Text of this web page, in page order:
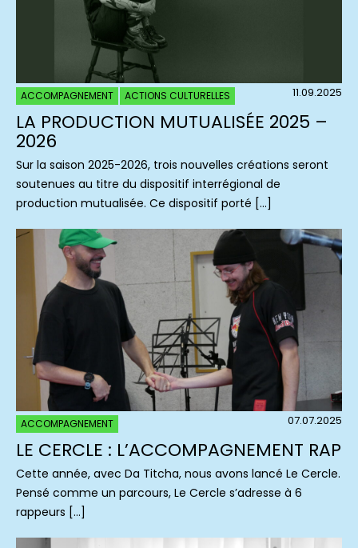
ACCOMPAGNEMENT ACTIONS CULTURELLES 11.09.2025
LA PRODUCTION MUTUALISÉE 2025 –
2026
Sur la saison 2025-2026, trois nouvelles créations seront
soutenues au titre du dispositif interrégional de
production mutualisée. Ce dispositif porté […]
ACCOMPAGNEMENT 07.07.2025
LE CERCLE : L’ACCOMPAGNEMENT RAP
Cette année, avec Da Titcha, nous avons lancé Le Cercle.
Pensé comme un parcours, Le Cercle s’adresse à 6
rappeurs […]